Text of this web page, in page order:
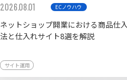
2026.08.01 ECノウハウ
ネットショップ開業における商品仕
法と仕入れサイト8選を解説
サイト運用